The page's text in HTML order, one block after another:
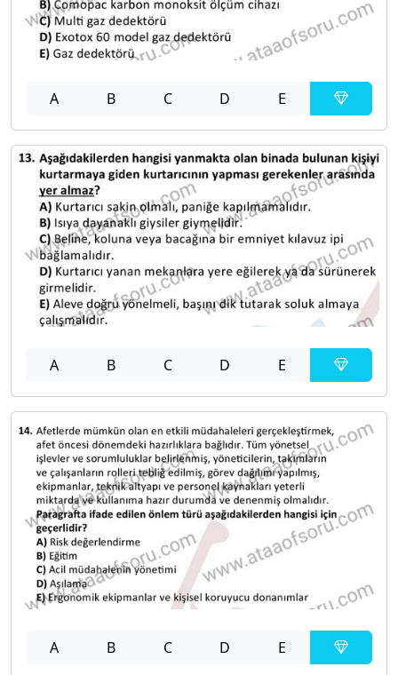
A B C D E
A B C D E
A B C D E